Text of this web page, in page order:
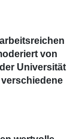
von
Universität